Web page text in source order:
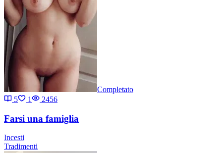
Completato
5
1 2456
Farsi una famiglia
Incesti
Tradimenti